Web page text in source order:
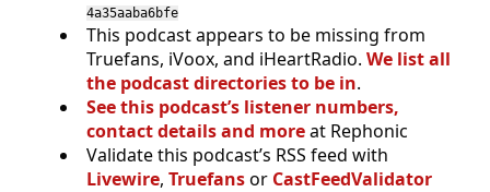
4a35aaba6bfe
This podcast appears to be missing from
Truefans, iVoox, and iHeartRadio. We list all
the podcast directories to be in.
See this podcast’s listener numbers,
contact details and moreat Rephonic
Validate this podcast’s RSS feed with
Livewire, Truefansor CastFeedValidator